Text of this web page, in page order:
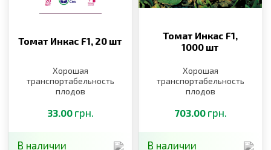
Томат Инкас F1, 20 шт
Хорошая
транспортабельность
плодов
33.00 грн.
В наличии
Томат Инкас F1,
1000 шт
Хорошая
транспортабельность
плодов
703.00 грн.
В наличии